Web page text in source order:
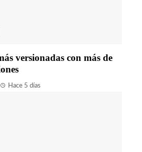
versionadas con más de
Hace 5 días